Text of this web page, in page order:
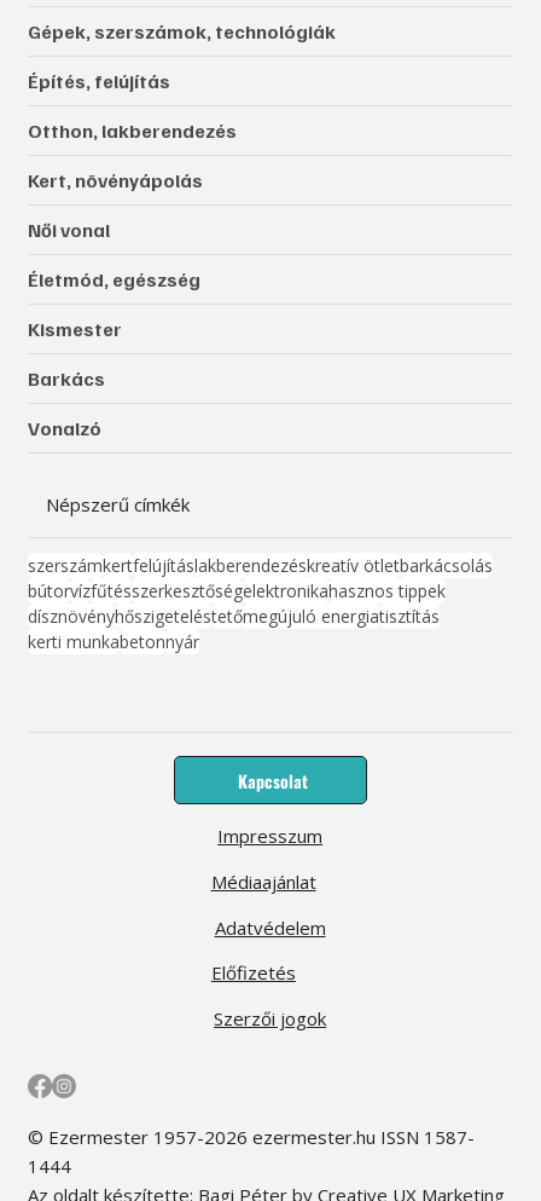
Gépek, szerszámok, technológiák
Építés, felújítás
Otthon, lakberendezés
Kert, növényápolás
Női vonal
Életmód, egészség
Kismester
Barkács
Vonalzó
Népszerű címkék
szerszámkertfelújításlakberendezéskreatív ötletbarkácsolás
bútorvízfűtésszerkesztőségelektronikahasznos tippek
dísznövényhőszigeteléstetőmegújuló energiatisztítás
kerti munkabetonnyár
Kapcsolat
Médiaajánlat
Előfizetés
Impresszum
Adatvédelem
Szerzői jogok
© Ezermester 1957-2026 ezermester.hu ISSN 1587-
1444
Az oldalt készítette: Bagi Péter by Creative UX Marketing